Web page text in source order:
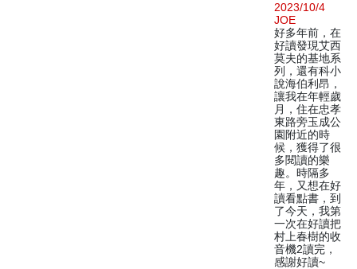
2023/10/4
JOE
好多年前，在
好讀發現艾西
莫夫的基地系
列，還有科小
說海伯利昂，
讓我在年輕歲
月，住在忠孝
東路旁玉成公
園附近的時
候，獲得了很
多閱讀的樂
趣。時隔多
年，又想在好
讀看點書，到
了今天，我第
一次在好讀把
村上春樹的收
音機2讀完，
感謝好讀~